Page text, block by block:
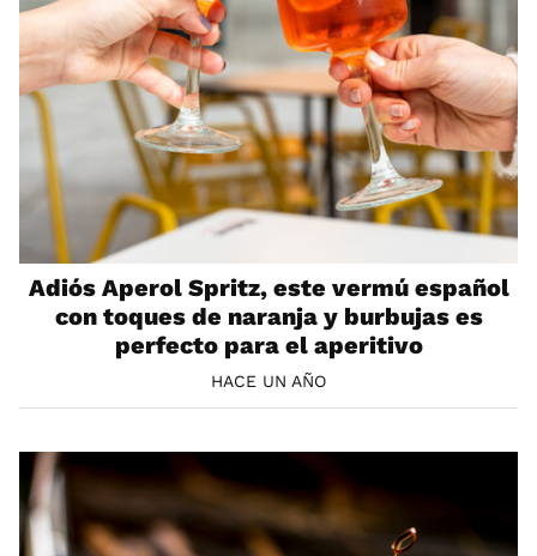
Adiós Aperol Spritz, este vermú español
con toques de naranja y burbujas es
perfecto para el aperitivo
HACE UN AÑO